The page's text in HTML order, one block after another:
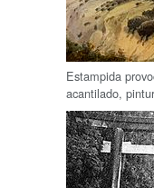
Estampida
acantilado,